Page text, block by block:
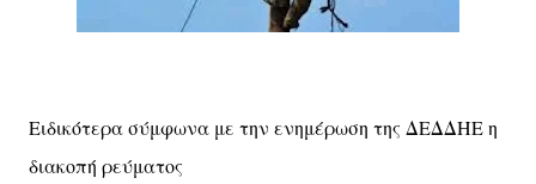
Ειδικότερα σύμφωνα με την ενημέρωση της ΔΕΔΔΗΕ η
διακοπή ρεύματος